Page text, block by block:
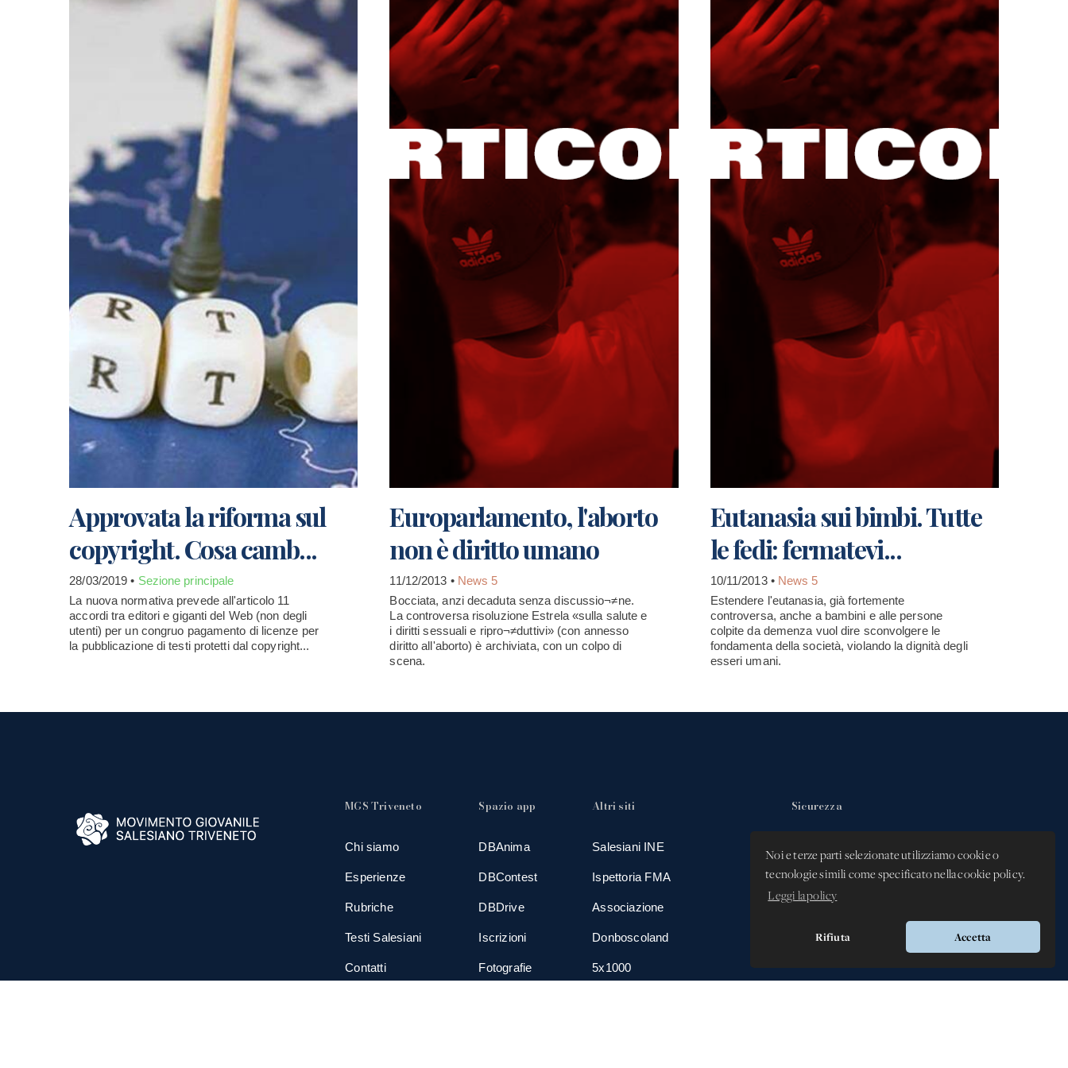
Noi e terze parti selezionate utilizziamo cookie o
tecnologie simili come specificato nella cookie policy.
Leggi la policy
Rifiuta Accetta
Approvata la riforma sul
copyright. Cosa camb...
28/03/2019 • Sezione principale
La nuova normativa prevede all'articolo 11
accordi tra editori e giganti del Web (non degli
utenti) per un congruo pagamento di licenze per
la pubblicazione di testi protetti dal copyright...
Europarlamento, l'aborto
non è diritto umano
11/12/2013 • News 5
Bocciata, anzi decaduta senza discussio¬≠ne.
La controversa risoluzione Estrela «sulla salute e
i diritti sessuali e ripro¬≠duttivi» (con annesso
diritto all'aborto) è archiviata, con un colpo di
scena.
Eutanasia sui bimbi. Tutte
le fedi: fermatevi...
10/11/2013 • News 5
Estendere l'eutanasia, già fortemente
controversa, anche a bambini e alle persone
colpite da demenza vuol dire sconvolgere le
fondamenta della società, violando la dignità degli
esseri umani.
MGS Triveneto
Chi siamo
Esperienze
Rubriche
Testi Salesiani
Contatti
Spazio app
DBAnima
DBContest
DBDrive
Iscrizioni
Fotografie
Altri siti
Salesiani INE
Ispettoria FMA
Associazione
Donboscoland
5x1000
Sicurezza
Whistleblowing -
Segnalazione illeciti